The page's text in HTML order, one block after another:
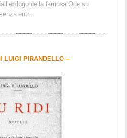
della famosa Ode su
entr...
LUIGI PIRANDELLO –